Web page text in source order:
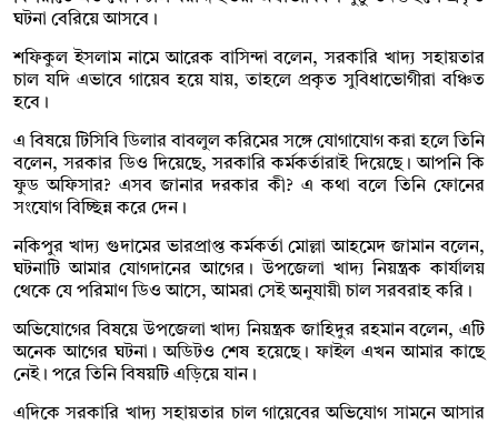
ঘটনা বেরিয়ে আসবে।
শফিকুল ইসলাম নামে আরেক বাসিন্দা বলেন, সরকারি খাদ্য সহায়তার
চাল যদি এভাবে গায়েব হয়ে যায়, তাহলে প্রকৃত সুবিধাভোগীরা বঞ্চিত
হবে।
এ বিষয়ে টিসিবি ডিলার বাবলুল করিমের সঙ্গে যোগাযোগ করা হলে তিনি
বলেন, সরকার ডিও দিয়েছে, সরকারি কর্মকর্তারাই দিয়েছে। আপনি কি
ফুড অফিসার? এসব জানার দরকার কী? এ কথা বলে তিনি ফোনের
সংযোগ বিচ্ছিন্ন করে দেন।
নকিপুর খাদ্য গুদামের ভারপ্রাপ্ত কর্মকর্তা মোল্লা আহমেদ জামান বলেন,
ঘটনাটি আমার যোগদানের আগের। উপজেলা খাদ্য নিয়ন্ত্রক কার্যালয়
থেকে যে পরিমাণ ডিও আসে, আমরা সেই অনুযায়ী চাল সরবরাহ করি।
অভিযোগের বিষয়ে উপজেলা খাদ্য নিয়ন্ত্রক জাহিদুর রহমান বলেন, এটি
অনেক আগের ঘটনা। অডিটও শেষ হয়েছে। ফাইল এখন আমার কাছে
নেই। পরে তিনি বিষয়টি এড়িয়ে যান।
এদিকে সরকারি খাদ্য সহায়তার চাল গায়েবের অভিযোগ সামনে আসার